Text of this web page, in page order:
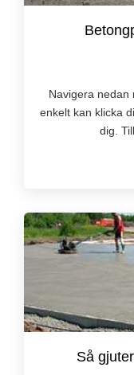
Navigera nedan
enkelt kan klicka
dig.
Så